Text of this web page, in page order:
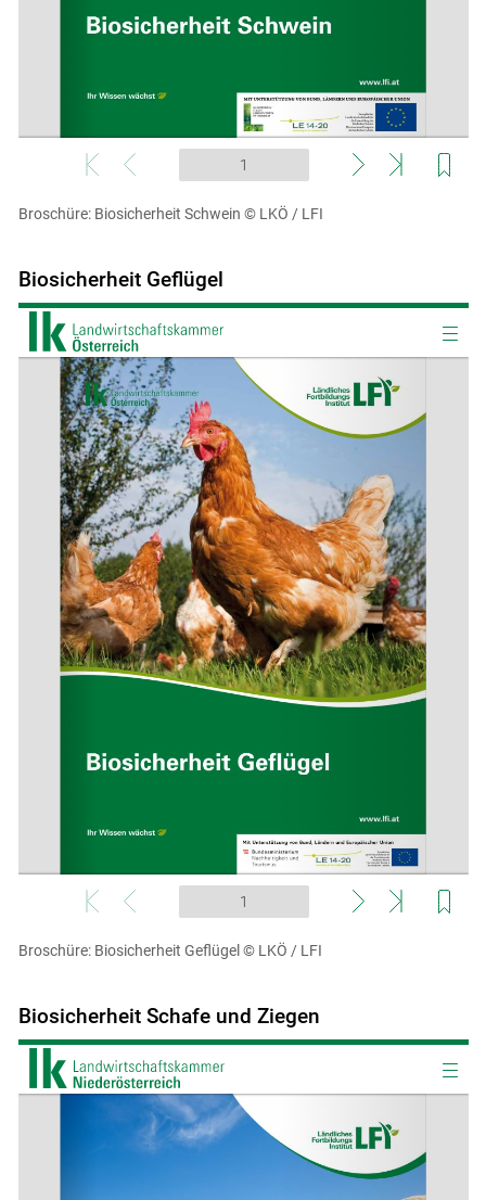
Broschüre: Biosicherheit Schwein © LKÖ / LFI
Biosicherheit Geflügel
Broschüre: Biosicherheit Geflügel © LKÖ / LFI
Biosicherheit Schafe und Ziegen